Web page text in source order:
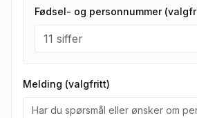
Fødsel- og personnummer
Melding (valgfritt)